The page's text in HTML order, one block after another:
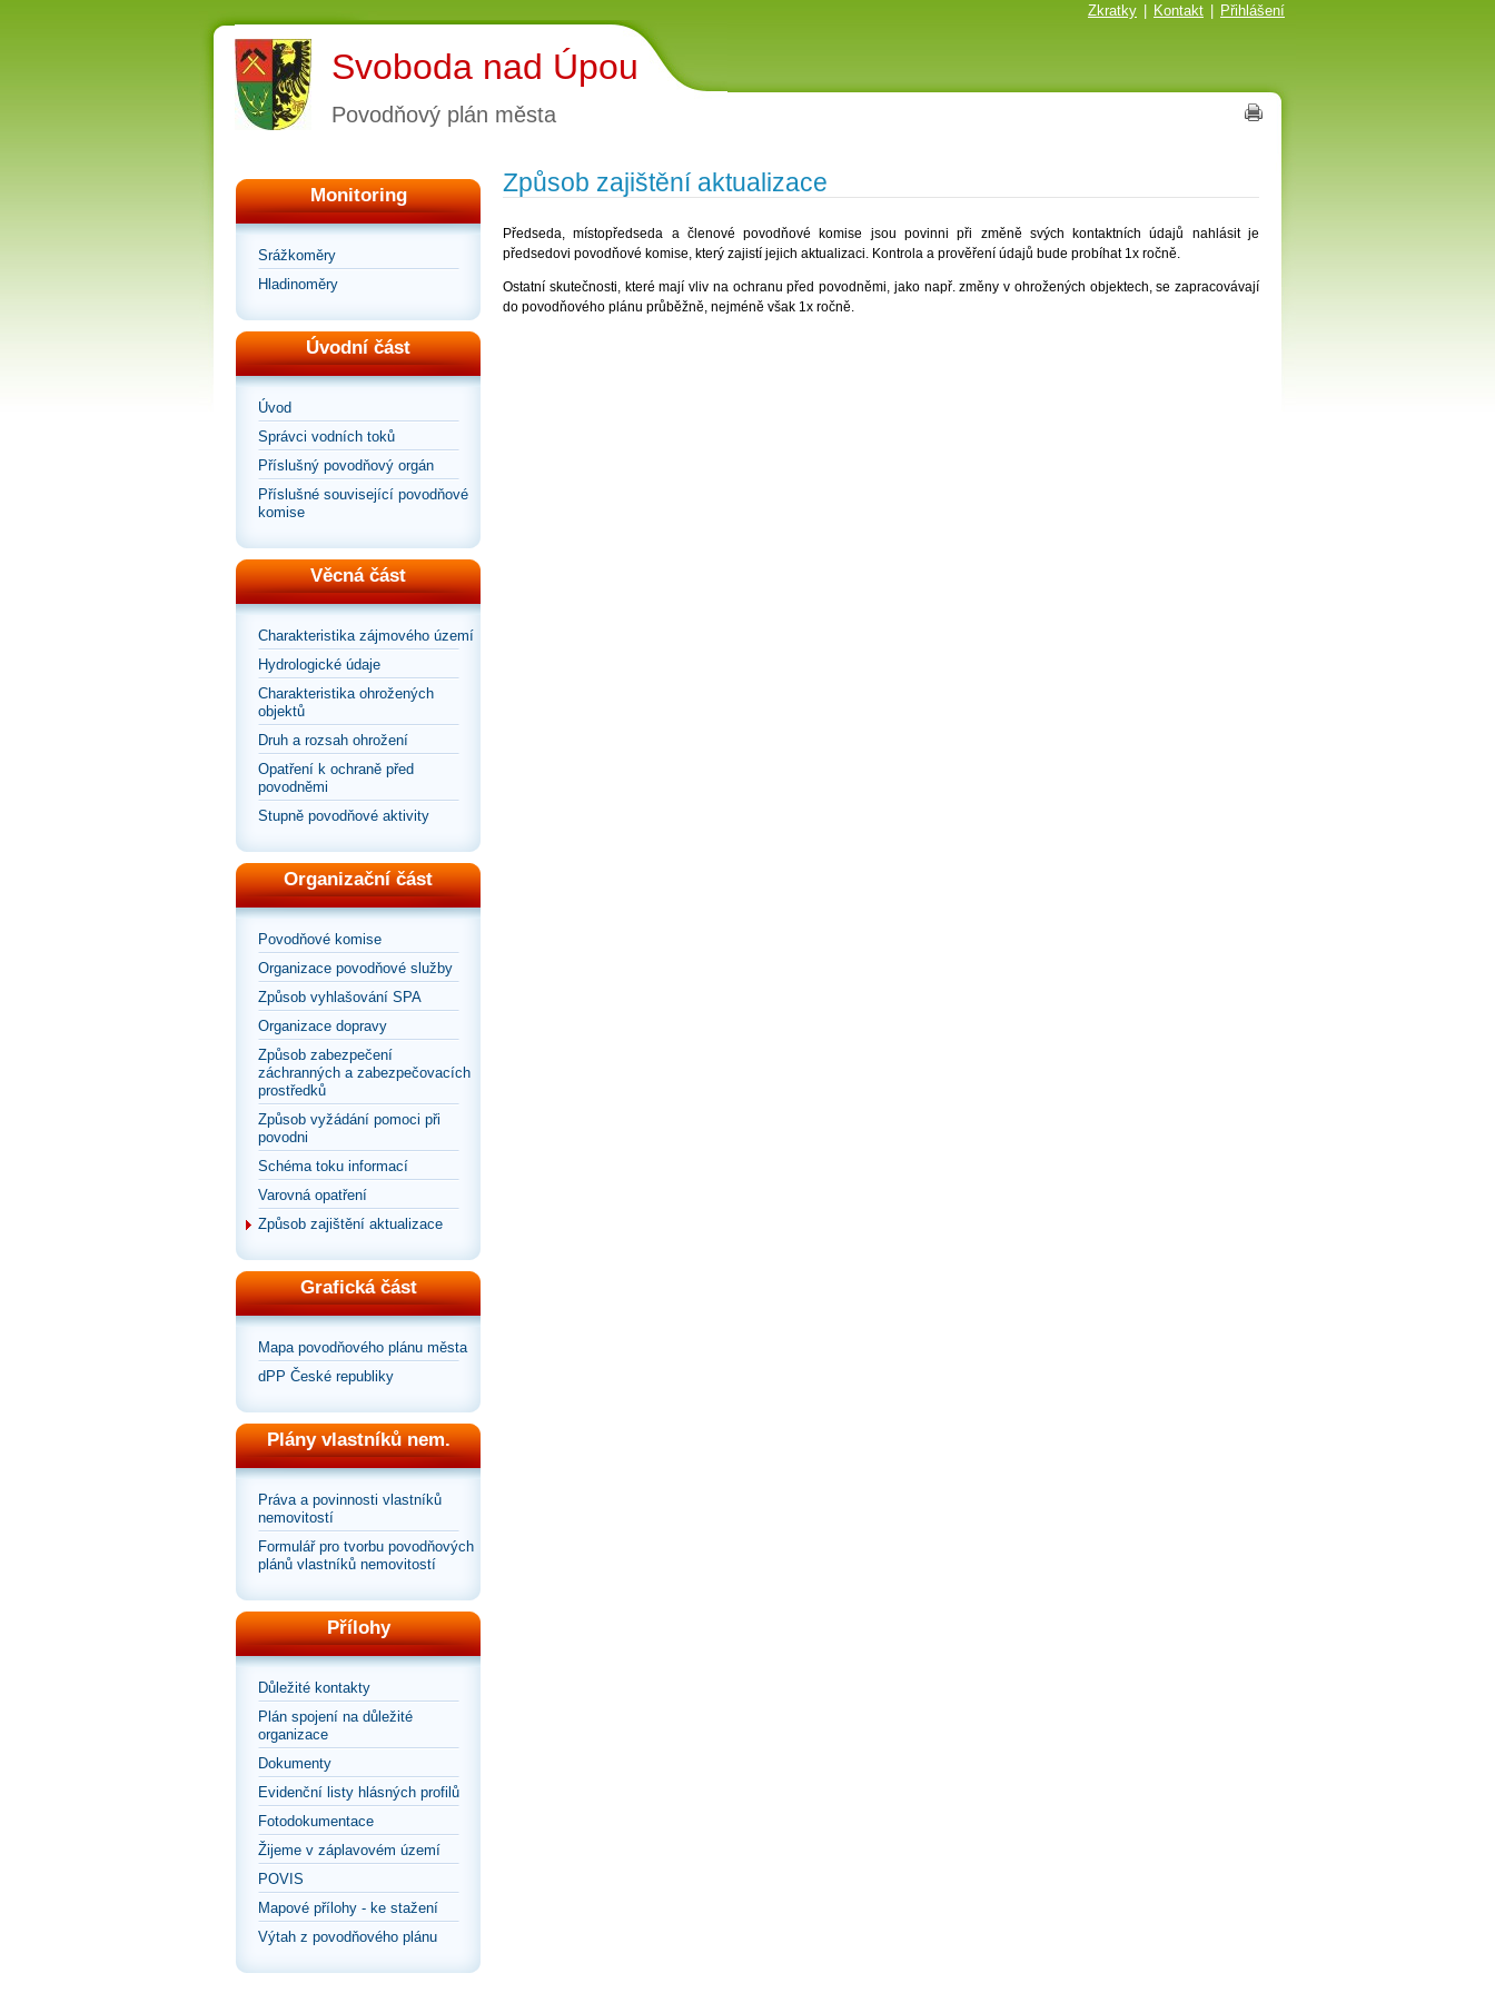
Zkratky Kontakt Přihlášení
Svoboda nad Úpou
Povodňový plán města
Monitoring
Srážkoměry
Hladinoměry
Úvodní část
Úvod
Správci vodních toků
Příslušný povodňový orgán
Příslušné související povodňové
komise
Věcná část
Charakteristika zájmového území
Hydrologické údaje
Charakteristika ohrožených
objektů
Druh a rozsah ohrožení
Opatření k ochraně před
povodněmi
Stupně povodňové aktivity
Organizační část
Povodňové komise
Organizace povodňové služby
Způsob vyhlašování SPA
Organizace dopravy
Způsob zabezpečení
záchranných a zabezpečovacích
prostředků
Způsob vyžádání pomoci při
povodni
Schéma toku informací
Varovná opatření
Způsob zajištění aktualizace
Grafická část
Mapa povodňového plánu města
dPP České republiky
Plány vlastníků nem.
Práva a povinnosti vlastníků
nemovitostí
Formulář pro tvorbu povodňových
plánů vlastníků nemovitostí
Přílohy
Důležité kontakty
Plán spojení na důležité
organizace
Dokumenty
Evidenční listy hlásných profilů
Fotodokumentace
Žijeme v záplavovém území
POVIS
Mapové přílohy - ke stažení
Výtah z povodňového plánu
Způsob zajištění aktualizace
Předseda, místopředseda a členové povodňové komise jsou povinni při změně svých kontaktních údajů nahlásit je
předsedovi povodňové komise, který zajistí jejich aktualizaci. Kontrola a prověření údajů bude probíhat 1x ročně.
Ostatní skutečnosti, které mají vliv na ochranu před povodněmi, jako např. změny v ohrožených objektech, se zapracovávají
do povodňového plánu průběžně, nejméně však 1x ročně.